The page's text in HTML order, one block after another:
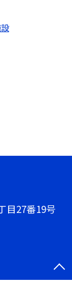
目27番19号